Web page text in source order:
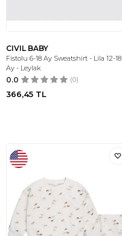
CIVIL BABY
Fistolu 6-18 Ay Sweatshirt - Lila 12-18
Ay - Leylak
0.0 (0)
366,45 TL